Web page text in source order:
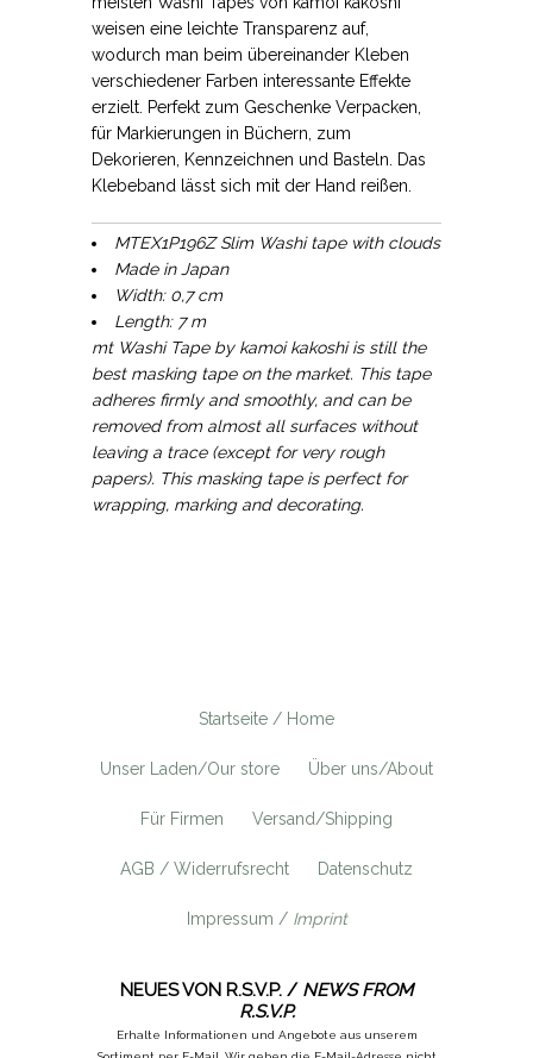
weisen eine leichte Transparenz auf,
wodurch man beim übereinander Kleben
verschiedener Farben interessante Effekte
erzielt. Perfekt zum Geschenke Verpacken,
für Markierungen in Büchern, zum
Dekorieren, Kennzeichnen und Basteln. Das
Klebeband lässt sich mit der Hand reißen.
MTEX1P196Z Slim Washi tape with clouds
Made in Japan
Width: 0,7 cm
Length: 7 m
mt Washi Tape by kamoi kakoshi is still the
best masking tape on the market. This tape
adheres firmly and smoothly, and can be
removed from almost all surfaces without
leaving a trace (except for very rough
papers). This masking tape is perfect for
wrapping, marking and decorating.
Startseite / Home
Unser Laden/Our store Über uns/About
Für Firmen Versand/Shipping
AGB / Widerrufsrecht Datenschutz
Impressum / Imprint
NEUES VON R.S.V.P. / NEWS FROM
R.S.V.P.
Erhalte Informationen und Angebote aus unserem